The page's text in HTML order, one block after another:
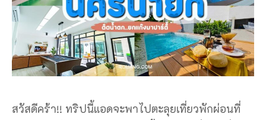
สวัสดีคร้า!! ทริปนี้แอดจะพาไปตะลุยเที่ยวพักผ่อนที่